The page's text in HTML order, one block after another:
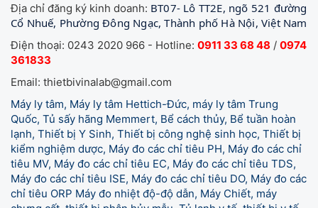
Địa chỉ đăng ký kinh doanh: BT07- Lô TT2E, ngõ 521 đường
Cổ Nhuế, Phường Đông Ngạc, Thành phố Hà Nội, Việt Nam
Điện thoại: 0243 2020 966 - Hotline: 0911 33 68 48 / 0974
361833
Email: thietbivinalab@gmail.com
Máy ly tâm, Máy ly tâm Hettich-Đức, máy ly tâm Trung
Quốc, Tủ sấy hãng Memmert, Bể cách thủy, Bể tuần hoàn
lạnh, Thiết bị Y Sinh, Thiết bị công nghệ sinh học, Thiết bị
kiểm nghiệm dược, Máy đo các chỉ tiêu PH, Máy đo các chỉ
tiêu MV, Máy đo các chỉ tiêu EC, Máy đo các chỉ tiêu TDS,
Máy đo các chỉ tiêu ISE, Máy đo các chỉ tiêu DO, Máy đo các
chỉ tiêu ORP Máy đo nhiệt độ-độ dẫn, Máy Chiết, máy